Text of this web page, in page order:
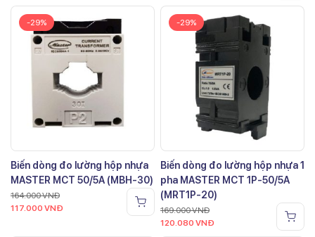
-29%
Biến dòng đo lường hộp nhựa
MASTER MCT 50/5A (MBH-30)
164.000VNĐ
117.000 VNĐ
-29%
Biến dòng đo lường hộp nhựa 1
pha MASTER MCT 1P-50/5A
(MRT1P-20)
169.000VNĐ
120.080 VNĐ